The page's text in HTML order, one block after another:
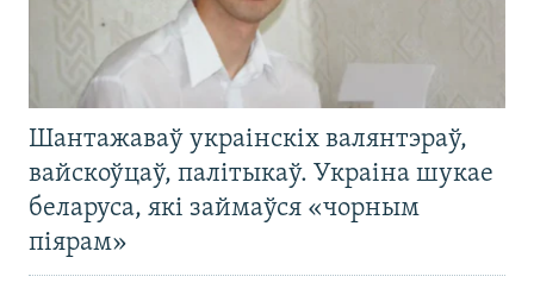
Шантажаваў украінскіх валянтэраў,
вайскоўцаў, палітыкаў. Украіна шукае
беларуса, які займаўся «чорным
піярам»